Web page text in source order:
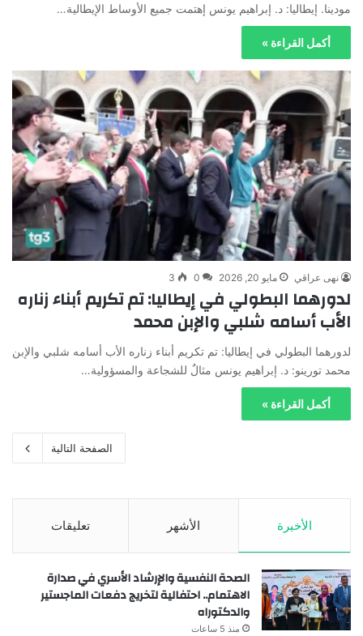
مودينا. إيطاليا: د. إبراهيم يونس إهتمت جميع الأوساط الإيطالية…
أكمل القراءة »
نهى عراقي مايو 20, 2026 0
3
لدورهما البطولي في إيطاليا: تم تكريم أبناء زناره
الأب أسامه شلبي والإبن محمد
لدورهما البطولي في إيطاليا: تم تكريم أبناء زناره الأب أسامه شلبي والإبن
محمد تورينو: د. إبراهيم يونس مثالٌ للشجاعة والمسؤولية…
أكمل القراءة »
الصفحة التالية
الأخيرة الأشهر تعليقات
الصحة النفسية والإرشاد الأسري في صدارة
الاهتمام.. احتفالية لتخريج دفعات الماجستير
والدكتوراه
منذ 5 ساعات